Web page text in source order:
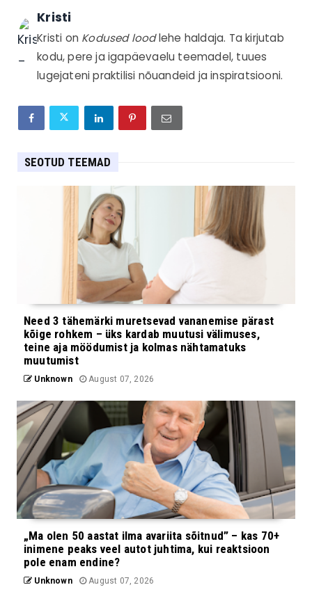
Kristi
Kristi on Kodused loodlehe haldaja. Ta kirjutab
kodu, pere ja igapäevaelu teemadel, tuues
lugejateni praktilisi nõuandeid ja inspiratsiooni.
SEOTUD TEEMAD
Need 3 tähemärki muretsevad vananemise pärast
kõige rohkem – üks kardab muutusi välimuses,
teine aja möödumist ja kolmas nähtamatuks
muutumist
Unknown August 07, 2026
„Ma olen 50 aastat ilma avariita sõitnud” – kas 70+
inimene peaks veel autot juhtima, kui reaktsioon
pole enam endine?
Unknown August 07, 2026